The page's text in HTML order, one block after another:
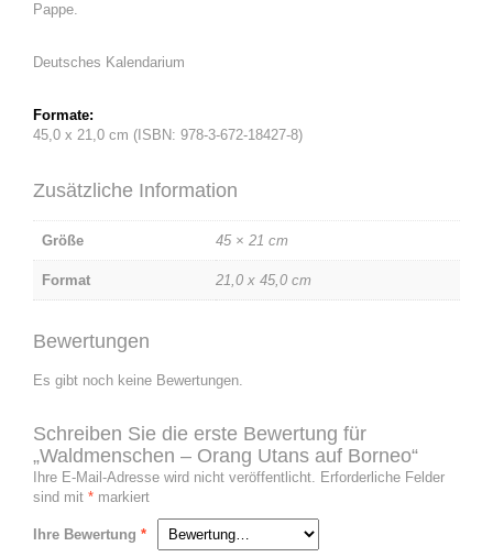
Pappe.
Deutsches Kalendarium
Formate:
45,0 x 21,0 cm (ISBN: 978-3-672-18427-8)
Zusätzliche Information
Größe 45 × 21 cm
Format 21,0 x 45,0 cm
Bewertungen
Es gibt noch keine Bewertungen.
Schreiben Sie die erste Bewertung für
„Waldmenschen – Orang Utans auf Borneo“
Ihre E-Mail-Adresse wird nicht veröffentlicht. Erforderliche Felder
sind mit * markiert
Ihre Bewertung *